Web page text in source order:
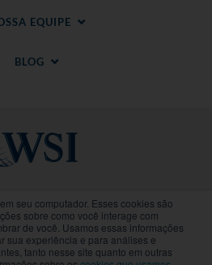
seu computador. Esses cookies são
sobre como você interage com
de você. Usamos essas informações
sua experiência e para análises e
tanto nesse site quanto em outras
EQUIPE
BLOG
Todos direitos reservados. WSI
registradas da Research
Sites regionais